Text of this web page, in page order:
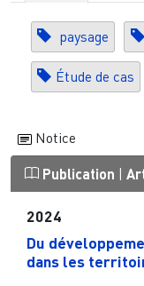
paysage
Étude de cas
Notice
Publication |
2024
Du
dans les